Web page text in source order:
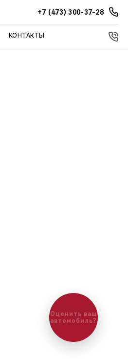
+7 (473) 300-37-28
КОНТАКТЫ
Оценить ваш
автомобиль?